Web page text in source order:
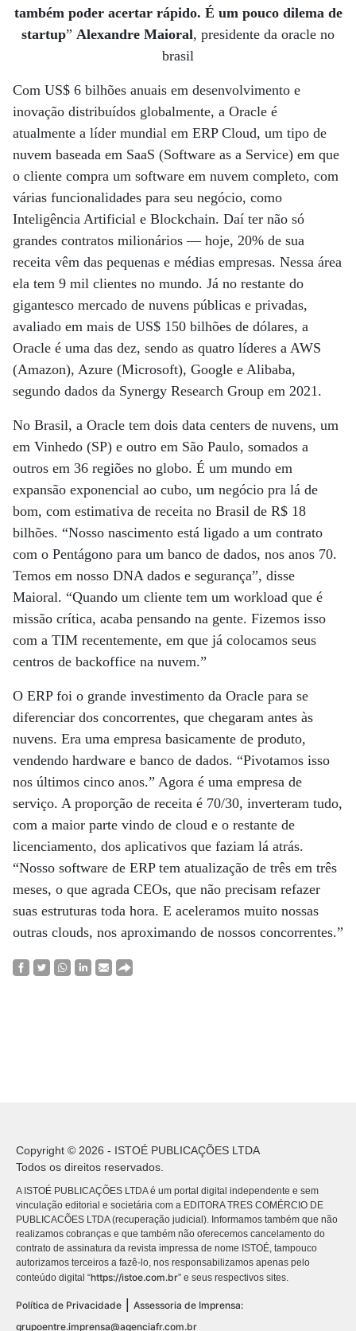
também poder acertar rápido. É um pouco dilema de
startup” Alexandre Maioral, presidente da oracle no
brasil
Com US$ 6 bilhões anuais em desenvolvimento e
inovação distribuídos globalmente, a Oracle é
atualmente a líder mundial em ERP Cloud, um tipo de
nuvem baseada em SaaS (Software as a Service) em que
o cliente compra um software em nuvem completo, com
várias funcionalidades para seu negócio, como
Inteligência Artificial e Blockchain. Daí ter não só
grandes contratos milionários — hoje, 20% de sua
receita vêm das pequenas e médias empresas. Nessa área
ela tem 9 mil clientes no mundo. Já no restante do
gigantesco mercado de nuvens públicas e privadas,
avaliado em mais de US$ 150 bilhões de dólares, a
Oracle é uma das dez, sendo as quatro líderes a AWS
(Amazon), Azure (Microsoft), Google e Alibaba,
segundo dados da Synergy Research Group em 2021.
No Brasil, a Oracle tem dois data centers de nuvens, um
em Vinhedo (SP) e outro em São Paulo, somados a
outros em 36 regiões no globo. É um mundo em
expansão exponencial ao cubo, um negócio pra lá de
bom, com estimativa de receita no Brasil de R$ 18
bilhões. “Nosso nascimento está ligado a um contrato
com o Pentágono para um banco de dados, nos anos 70.
Temos em nosso DNA dados e segurança”, disse
Maioral. “Quando um cliente tem um workload que é
missão crítica, acaba pensando na gente. Fizemos isso
com a TIM recentemente, em que já colocamos seus
centros de backoffice na nuvem.”
O ERP foi o grande investimento da Oracle para se
diferenciar dos concorrentes, que chegaram antes às
nuvens. Era uma empresa basicamente de produto,
vendendo hardware e banco de dados. “Pivotamos isso
nos últimos cinco anos.” Agora é uma empresa de
serviço. A proporção de receita é 70/30, inverteram tudo,
com a maior parte vindo de cloud e o restante de
licenciamento, dos aplicativos que faziam lá atrás.
“Nosso software de ERP tem atualização de três em três
meses, o que agrada CEOs, que não precisam refazer
suas estruturas toda hora. E aceleramos muito nossas
outras clouds, nos aproximando de nossos concorrentes.”
Copyright © 2026 - ISTOÉ PUBLICAÇÕES LTDA
Todos os direitos reservados.
A ISTOÉ PUBLICAÇÕES LTDA é um portal digital independente e sem
vinculação editorial e societária com a EDITORA TRES COMÉRCIO DE
PUBLICACÕES LTDA (recuperação judicial). Informamos também que não
realizamos cobranças e que também não oferecemos cancelamento do
contrato de assinatura da revista impressa de nome ISTOÉ, tampouco
autorizamos terceiros a fazê-lo, nos responsabilizamos apenas pelo
conteúdo digital “https://istoe.com.br” e seus respectivos sites.
Política de Privacidade
Assessoria de Imprensa:
grupoentre.imprensa@agenciafr.com.br